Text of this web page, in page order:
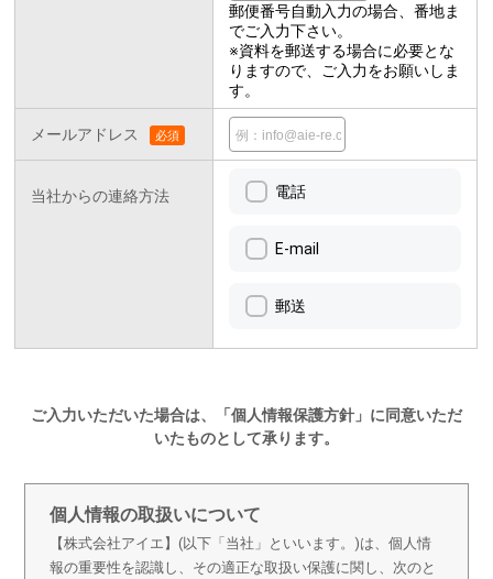
郵便番号自動入力の場合、番地ま
でご入力下さい。
※資料を郵送する場合に必要とな
りますので、ご入力をお願いしま
す。
メールアドレス
当社からの連絡方法 電話
E-mail
郵送
ご入力いただいた場合は、「個人情報保護方針」に同意いただ
いたものとして承ります。
個人情報の取扱いについて
【株式会社アイエ】(以下「当社」といいます。)は、個人情
報の重要性を認識し、その適正な取扱い保護に関し、次のと